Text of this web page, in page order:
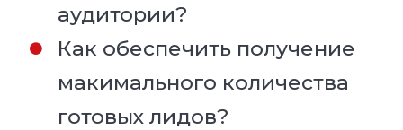
аудитории?
Как обеспечить получение
макимального количества
готовых лидов?